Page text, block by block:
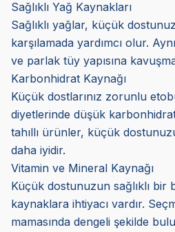
Sağlıklı Yağ Kaynakları
Sağlıklı yağlar, küçük
karşılamada yardımcı olur.
ve parlak tüy yapısına
Karbonhidrat Kaynağı
Küçük dostlarınız zorunlu
diyetlerinde düşük karbonhidrat
tahıllı ürünler, küçük
daha iyidir.
Vitamin ve Mineral Kaynağı
Küçük dostunuzun sağlıklı bir
kaynaklara ihtiyacı vardır.
mamasında dengeli şekilde